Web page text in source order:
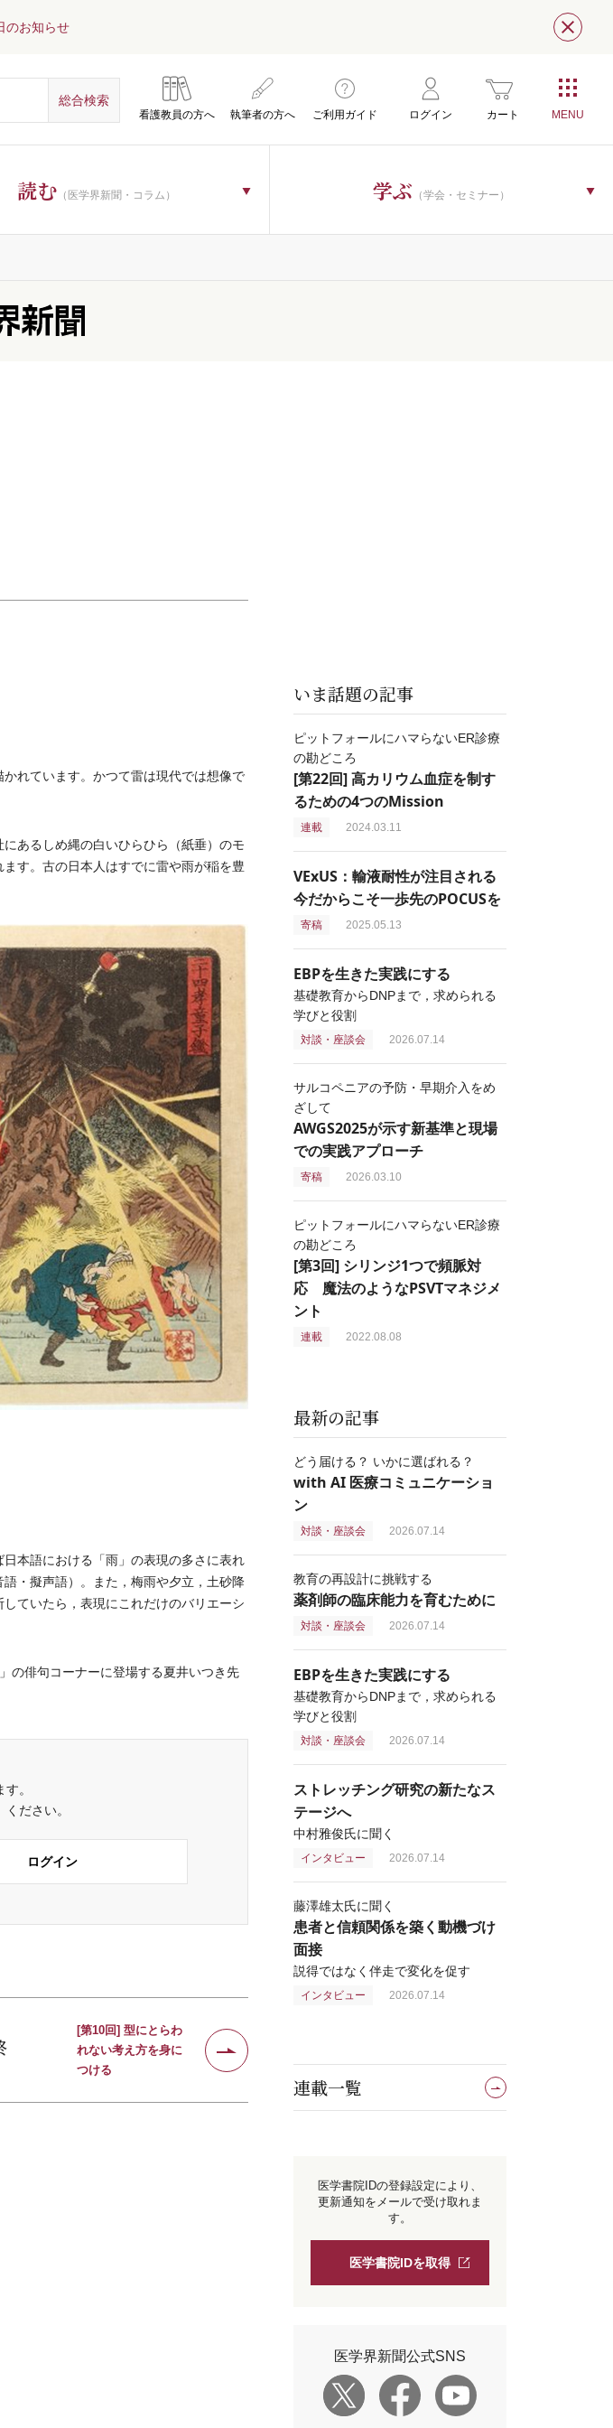
のお知らせ 閉じ
看護教員の方へ 執筆者の方へ ご利用ガイド ログイン カート
読む （医学界新聞・コラム） 学ぶ （学会・セミナー）
れています。かつて雷は現代では想像で
あるしめ縄の白いひらひら（紙垂）のモ
す。古の日本人はすでに雷や雨が稲を豊
本語における「雨」の表現の多さに表れ
・擬声語）。また，梅雨や夕立，土砂降
ていたら，表現にこれだけのバリエーシ
の俳句コーナーに登場する夏井いつき先
。
ださい。
ログイン
[第10回] 型にとらわ
れない考え方を身に
つける
いま話題の記事
ピットフォールにハマらないER診療
の勘どころ
[第22回] 高カリウム血症を制す
るための4つのMission
連載 2024.03.11
VExUS：輸液耐性が注目される
今だからこそ一歩先のPOCUSを
寄稿 2025.05.13
EBPを生きた実践にする
基礎教育からDNPまで，求められる
学びと役割
対談・座談会 2026.07.14
サルコペニアの予防・早期介入をめ
ざして
AWGS2025が示す新基準と現場
での実践アプローチ
寄稿 2026.03.10
ピットフォールにハマらないER診療
の勘どころ
[第3回] シリンジ1つで頻脈対
応 魔法のようなPSVTマネジメ
ント
連載 2022.08.08
最新の記事
どう届ける？ いかに選ばれる？
with AI 医療コミュニケーショ
ン
対談・座談会 2026.07.14
教育の再設計に挑戦する
薬剤師の臨床能力を育むために
対談・座談会 2026.07.14
EBPを生きた実践にする
基礎教育からDNPまで，求められる
学びと役割
対談・座談会 2026.07.14
ストレッチング研究の新たなス
テージへ
中村雅俊氏に聞く
インタビュー 2026.07.14
藤澤雄太氏に聞く
患者と信頼関係を築く動機づけ
面接
説得ではなく伴走で変化を促す
インタビュー 2026.07.14
連載一覧
医学書院IDの登録設定により、
更新通知をメールで受け取れま
す。
医学書院IDを取得
医学界新聞公式SNS